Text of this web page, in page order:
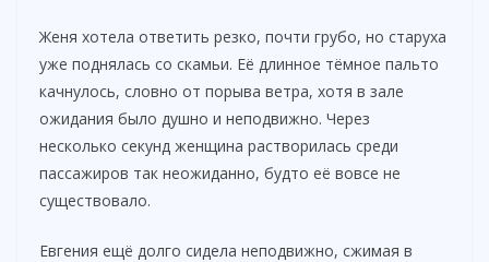
Женя хотела ответить резко, почти грубо, но старуха
уже поднялась со скамьи. Её длинное тёмное пальто
качнулось, словно от порыва ветра, хотя в зале
ожидания было душно и неподвижно. Через
несколько секунд женщина растворилась среди
пассажиров так неожиданно, будто её вовсе не
существовало.
Евгения ещё долго сидела неподвижно, сжимая в